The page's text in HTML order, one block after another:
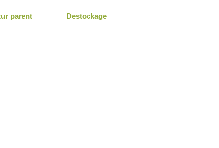
parent Destockage